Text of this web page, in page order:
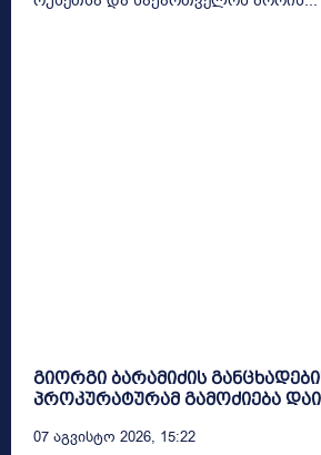
გიორგი ბარამიძის
პროკურატურამ გამოძიება
07 Აგვისტო 2026, 15:22